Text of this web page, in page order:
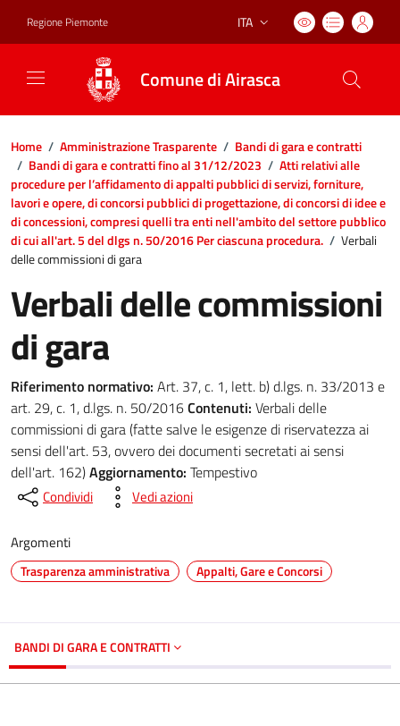
Regione Piemonte Lingua attiva:
ITA
Comune di Airasca
Home / Amministrazione Trasparente / Bandi di gara e contratti
/ Bandi di gara e contratti fino al 31/12/2023 / Atti relativi alle
procedure per l’affidamento di appalti pubblici di servizi, forniture,
lavori e opere, di concorsi pubblici di progettazione, di concorsi di idee e
di concessioni, compresi quelli tra enti nell'ambito del settore pubblico
di cui all'art. 5 del dlgs n. 50/2016 Per ciascuna procedura. / Verbali
delle commissioni di gara
Verbali delle commissioni
di gara
Riferimento normativo: Art. 37, c. 1, lett. b) d.lgs. n. 33/2013 e
art. 29, c. 1, d.lgs. n. 50/2016Contenuti: Verbali delle
commissioni di gara (fatte salve le esigenze di riservatezza ai
sensi dell'art. 53, ovvero dei documenti secretati ai sensi
dell'art. 162)Aggiornamento: Tempestivo
Condividi Vedi azioni
Argomenti
Trasparenza amministrativa Appalti, Gare e Concorsi
BANDI DI GARA E CONTRATTI